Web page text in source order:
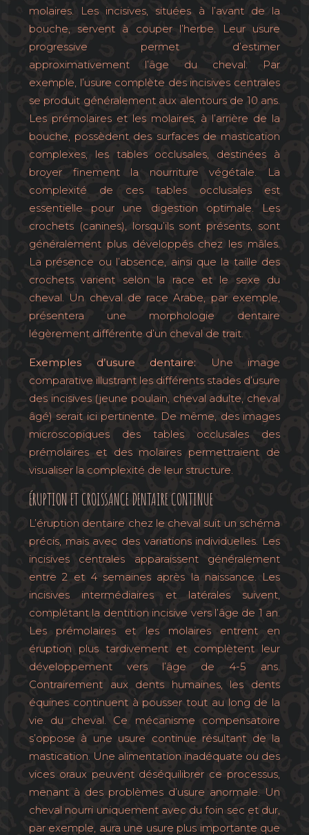
molaires. Les incisives, situées à l’avant de la
bouche, servent à couper l’herbe. Leur usure
progressive permet d’estimer
approximativement l’âge du cheval. Par
exemple, l’usure complète des incisives centrales
se produit généralement aux alentours de 10 ans.
Les prémolaires et les molaires, à l’arrière de la
bouche, possèdent des surfaces de mastication
complexes, les tables occlusales, destinées à
broyer finement la nourriture végétale. La
complexité de ces tables occlusales est
essentielle pour une digestion optimale. Les
crochets (canines), lorsqu’ils sont présents, sont
généralement plus développés chez les mâles.
La présence ou l’absence, ainsi que la taille des
crochets varient selon la race et le sexe du
cheval. Un cheval de race Arabe, par exemple,
présentera une morphologie dentaire
légèrement différente d’un cheval de trait.
Exemples d’usure dentaire:
Une image
comparative illustrant les différents stades d’usure
des incisives (jeune poulain, cheval adulte, cheval
âgé) serait ici pertinente. De même, des images
microscopiques des tables occlusales des
prémolaires et des molaires permettraient de
visualiser la complexité de leur structure.
ÉRUPTION ET CROISSANCE DENTAIRE CONTINUE
L’éruption dentaire chez le cheval suit un schéma
précis, mais avec des variations individuelles. Les
incisives centrales apparaissent généralement
entre 2 et 4 semaines après la naissance. Les
incisives intermédiaires et latérales suivent,
complétant la dentition incisive vers l’âge de 1 an.
Les prémolaires et les molaires entrent en
éruption plus tardivement et complètent leur
développement vers l’âge de 4-5 ans.
Contrairement aux dents humaines, les dents
équines continuent à pousser tout au long de la
vie du cheval. Ce mécanisme compensatoire
s’oppose à une usure continue résultant de la
mastication. Une alimentation inadéquate ou des
vices oraux peuvent déséquilibrer ce processus,
menant à des problèmes d’usure anormale. Un
cheval nourri uniquement avec du foin sec et dur,
par exemple, aura une usure plus importante que